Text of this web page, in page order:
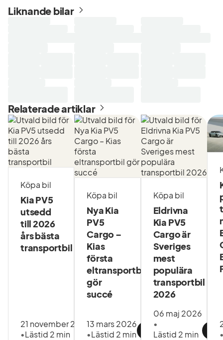
Liknande bilar
Relaterade artiklar
Köpa bil
Kia PV5
utsedd
till 2026
års bästa
transportbil
21 november 2025
•Lästid 2 min
Köpa bil
Nya Kia
PV5
Cargo –
Kias
första
eltransportbil
gör
succé
13 mars 2026
•Lästid 2 min
Köpa bil
Eldrivna
Kia PV5
Cargo är
Sveriges
mest
populära
transportbil
2026
06 maj 2026
•
Lästid 2 min